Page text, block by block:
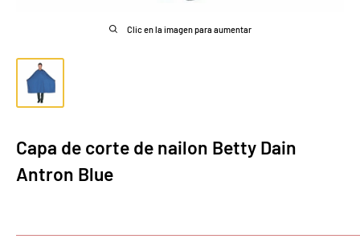
Clic en la imagen para aumentar
Capa de corte de nailon Betty Dain
Antron Blue